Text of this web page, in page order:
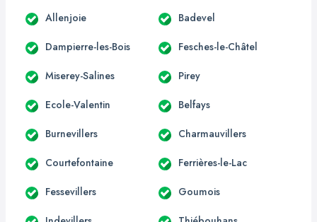
Allenjoie Badevel
Dampierre-les-Bois Fesches-le-Châtel
Miserey-Salines Pirey
Ecole-Valentin Belfays
Burnevillers Charmauvillers
Courtefontaine Ferrières-le-Lac
Fessevillers Goumois